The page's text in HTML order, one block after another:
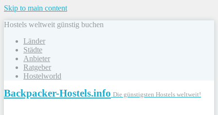
Skip to main content
Hostels weltweit günstig buchen
Länder
Städte
Anbieter
Ratgeber
Hostelworld
Backpacker-Hostels.info Die günstigsten Hostels weltweit!